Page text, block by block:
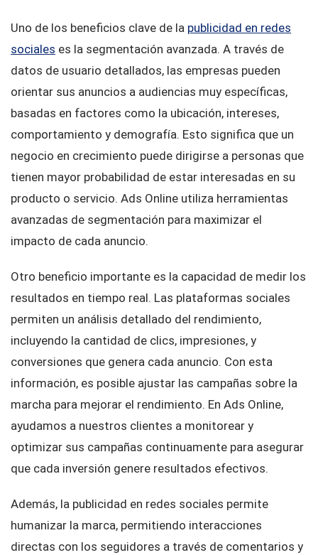
Uno de los beneficios clave de la publicidad en redes
sociales es la segmentación avanzada. A través de
datos de usuario detallados, las empresas pueden
orientar sus anuncios a audiencias muy específicas,
basadas en factores como la ubicación, intereses,
comportamiento y demografía. Esto significa que un
negocio en crecimiento puede dirigirse a personas que
tienen mayor probabilidad de estar interesadas en su
producto o servicio. Ads Online utiliza herramientas
avanzadas de segmentación para maximizar el
impacto de cada anuncio.
Otro beneficio importante es la capacidad de medir los
resultados en tiempo real. Las plataformas sociales
permiten un análisis detallado del rendimiento,
incluyendo la cantidad de clics, impresiones, y
conversiones que genera cada anuncio. Con esta
información, es posible ajustar las campañas sobre la
marcha para mejorar el rendimiento. En Ads Online,
ayudamos a nuestros clientes a monitorear y
optimizar sus campañas continuamente para asegurar
que cada inversión genere resultados efectivos.
Además, la publicidad en redes sociales permite
humanizar la marca, permitiendo interacciones
directas con los seguidores a través de comentarios y